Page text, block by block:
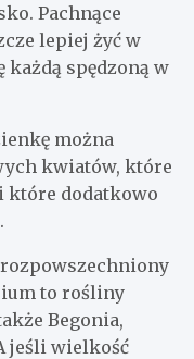
Pachnące
lepiej żyć w
spędzoną w
można
kwiatów, które
które dodatkowo
to rośliny
Begonia,
jeśli wielkość